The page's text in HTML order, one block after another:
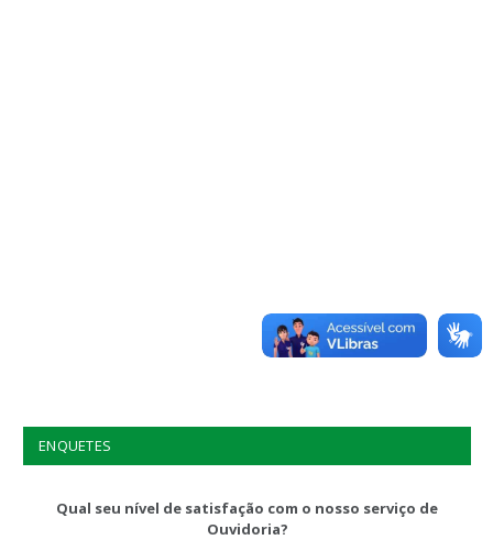
ENQUETES
Qual seu nível de satisfação com o nosso serviço de
Ouvidoria?